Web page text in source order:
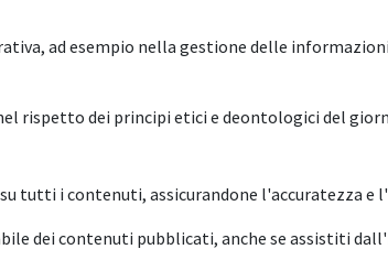
ad esempio nella gestione delle
rispetto dei principi etici e deontologici del
tutti i contenuti, assicurandone l'accuratezza e
dei contenuti pubblicati, anche se assistiti